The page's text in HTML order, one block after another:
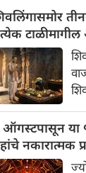
ऑगस्टपासून या
सुरुवात